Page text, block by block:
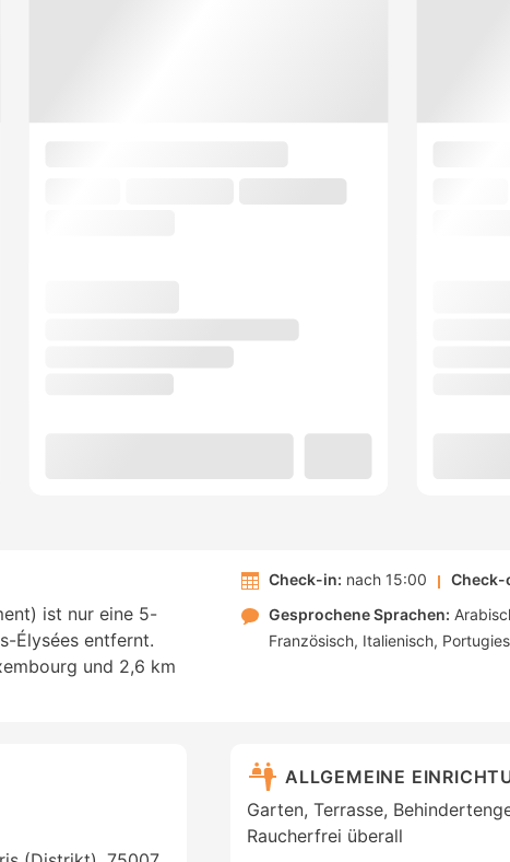
ist nur eine 5-
Élysées entfernt.
und 2,6 km
Check-in: nach 15:00 Check-
Gesprochene Sprachen:
Französisch Italienisch
ALLGEMEINE
Garten, Terrasse,
Raucherfrei überall